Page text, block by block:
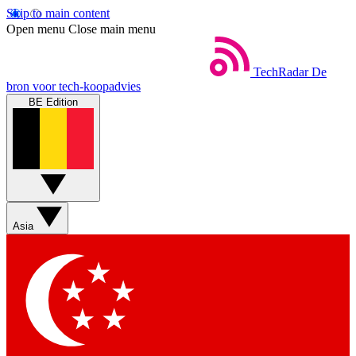
Skip to main content
Open menu Close main menu
TechRadar De
bron voor tech-koopadvies
BE Edition
Asia